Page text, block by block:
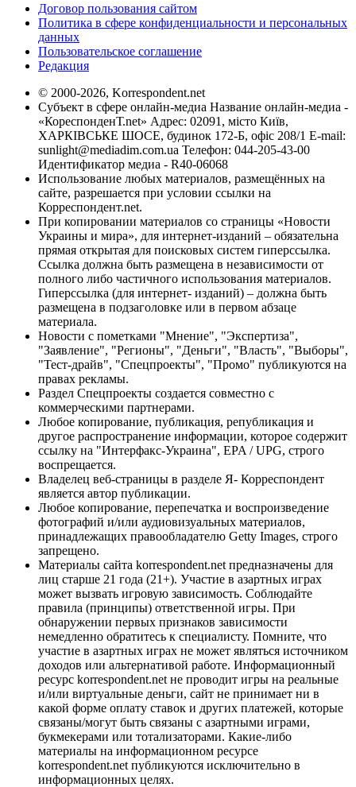
Договор пользования сайтом
Политика в сфере конфиденциальности и персональных
данных
Пользовательское соглашение
Редакция
© 2000-2026, Korrespondent.net
Субъект в сфере онлайн-медиа Название онлайн-медиа -
«КореспонденТ.net» Адрес: 02091, місто Київ,
ХАРКІВСЬКЕ ШОСЕ, будинок 172-Б, офіс 208/1 E-mail:
sunlight@mediadim.com.ua Телефон: 044-205-43-00
Идентификатор медиа - R40-06068
Использование любых материалов, размещённых на
сайте, разрешается при условии ссылки на
Корреспондент.net.
При копировании материалов со страницы «Новости
Украины и мира», для интернет-изданий – обязательна
прямая открытая для поисковых систем гиперссылка.
Ссылка должна быть размещена в независимости от
полного либо частичного использования материалов.
Гиперссылка (для интернет- изданий) – должна быть
размещена в подзаголовке или в первом абзаце
материала.
Новости с пометками "Мнение", "Экспертиза",
"Заявление", "Регионы", "Деньги", "Власть", "Выборы",
"Тест-драйв", "Спецпроекты", "Промо" публикуются на
правах рекламы.
Раздел Спецпроекты создается совместно с
коммерческими партнерами.
Любое копирование, публикация, републикация и
другое распространение информации, которое содержит
ссылку на "Интерфакс-Украина", EPA / UPG, строго
воспрещается.
Владелец веб-страницы в разделе Я- Корреспондент
является автор публикации.
Любое копирование, перепечатка и воспроизведение
фотографий и/или аудиовизуальных материалов,
принадлежащих правообладателю Getty Images, строго
запрещено.
Материалы сайта korrespondent.net предназначены для
лиц старше 21 года (21+). Участие в азартных играх
может вызвать игровую зависимость. Соблюдайте
правила (принципы) ответственной игры. При
обнаружении первых признаков зависимости
немедленно обратитесь к специалисту. Помните, что
участие в азартных играх не может являться источником
доходов или альтернативой работе. Информационный
ресурс korrespondent.net не проводит игры на реальные
и/или виртуальные деньги, сайт не принимает ни в
какой форме оплату ставок и других платежей, которые
связаны/могут быть связаны с азартными играми,
букмекерами или тотализаторами. Какие-либо
материалы на информационном ресурсе
korrespondent.net публикуются исключительно в
информационных целях.